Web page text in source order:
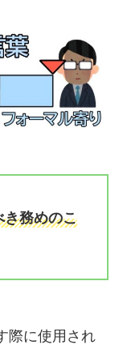
き務めのこ
際に使用され